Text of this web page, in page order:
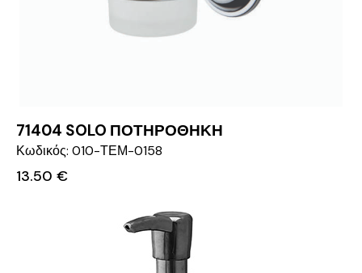
71404 SOLO ΠΟΤΗΡΟΘΗΚΗ
Κωδικός: 010-ΤΕΜ-0158
13.50 €